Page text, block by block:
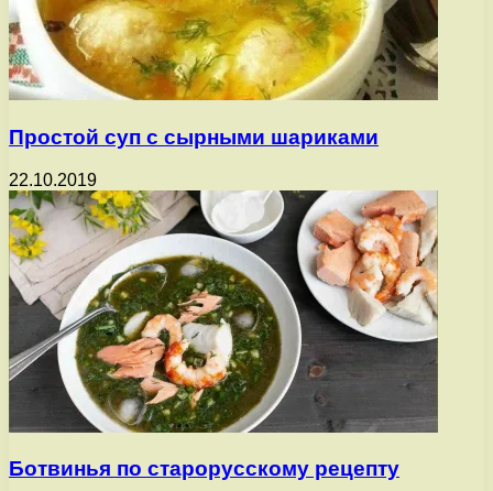
Простой суп с сырными шариками
22.10.2019
Ботвинья по старорусскому рецепту